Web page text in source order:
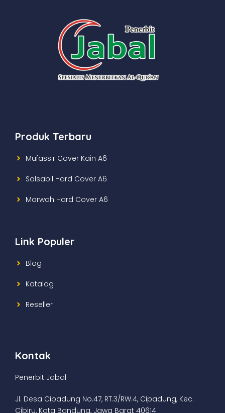
Produk Terbaru
Mufassir Cover Kain A6
Salsabil Hard Cover A6
Marwah Hard Cover A6
Link Populer
Blog
Katalog
Reseller
Kontak
Penerbit Jabal
Jl. Desa Cipadung No.47, RT.3/RW.4, Cipadung, Kec.
Cibiru, Kota Bandung, Jawa Barat 40614